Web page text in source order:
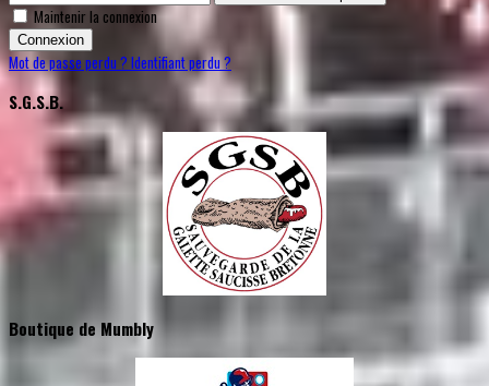
Maintenir la connexion
Connexion
Mot de passe perdu ? Identifiant perdu ?
S.G.S.B.
Boutique de Mumbly